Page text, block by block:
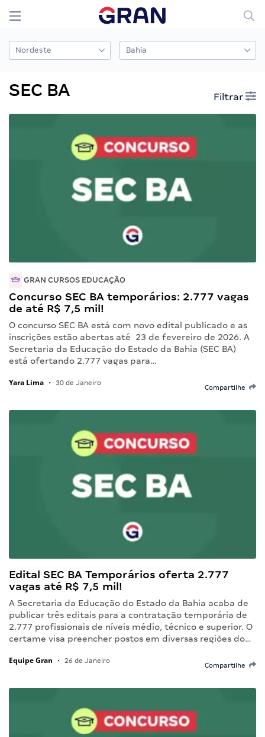
SEC BA Filtrar
GRAN CURSOS EDUCAÇÃO
Concurso SEC BA temporários: 2.777 vagas
de até R$ 7,5 mil!
O concurso SEC BA está com novo edital publicado e as
inscrições estão abertas até 23 de fevereiro de 2026. A
Secretaria da Educação do Estado da Bahia (SEC BA)
está ofertando 2.777 vagas para…
Yara Lima • 30 de Janeiro
Compartilhe
Edital SEC BA Temporários oferta 2.777
vagas até R$ 7,5 mil!
A Secretaria da Educação do Estado da Bahia acaba de
publicar três editais para a contratação temporária de
2.777 profissionais de níveis médio, técnico e superior. O
certame visa preencher postos em diversas regiões do…
Equipe Gran • 26 de Janeiro
Compartilhe